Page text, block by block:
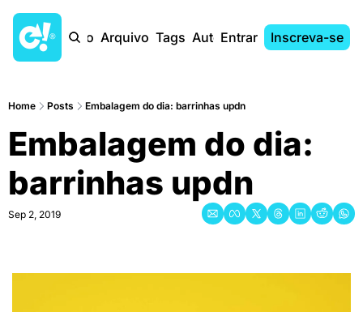
Início Arquivo Tags AutoresEntrar Inscreva-se
Home Posts Embalagem do dia: barrinhas updn
Embalagem do dia:
barrinhas updn
Sep 2, 2019